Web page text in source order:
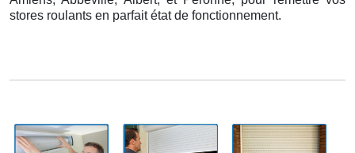
stores roulants en parfait état de fonctionnement.